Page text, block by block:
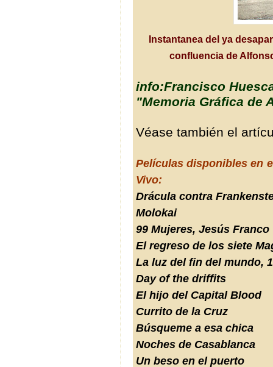
Instantanea del ya
confluencia de
info:Francisco
"Memoria Gráfica de
Véase también el
Películas disponibles en
Vivo:
Drácula contra
Molokai
99 Mujeres, Jesús Franco
El regreso de los siete
La luz del fin del mundo,
Day of the driffits
El hijo del Capital Blood
Currito de la Cruz
Búsqueme a esa chica
Noches de Casablanca
Un beso en el puerto